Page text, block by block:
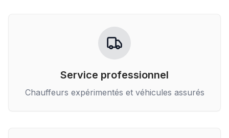
Service professionnel
Chauffeurs expérimentés et véhicules assurés